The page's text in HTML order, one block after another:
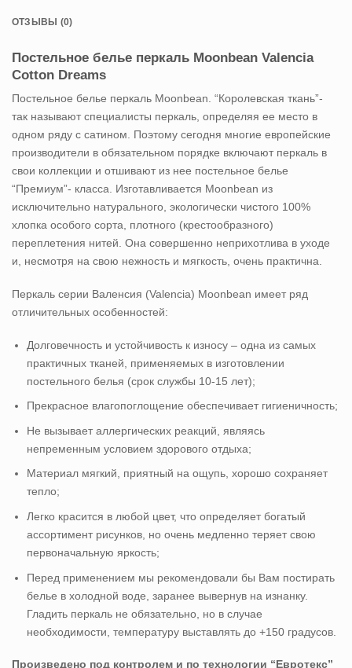
ОТЗЫВЫ (0)
Постельное белье перкаль Moonbean Valencia
Cotton Dreams
Постельное белье перкаль Moonbean. “Королевская ткань”-
так называют специалисты перкаль, определяя ее место в
одном ряду с сатином. Поэтому сегодня многие европейские
производители в обязательном порядке включают перкаль в
свои коллекции и отшивают из нее постельное белье
“Премиум”- класса. Изготавливается Moonbean из
исключительно натурального, экологически чистого 100%
хлопка особого сорта, плотного (крестообразного)
переплетения нитей. Она совершенно неприхотлива в уходе
и, несмотря на свою нежность и мягкость, очень практична.
Перкаль серии Валенсия (Valencia) Moonbean имеет ряд
отличительных особенностей:
Долговечность и устойчивость к износу – одна из самых
практичных тканей, применяемых в изготовлении
постельного белья (срок службы 10-15 лет);
Прекрасное влагопоглощение обеспечивает гигиеничность;
Не вызывает аллергических реакций, являясь
непременным условием здорового отдыха;
Материал мягкий, приятный на ощупь, хорошо сохраняет
тепло;
Легко красится в любой цвет, что определяет богатый
ассортимент рисунков, но очень медленно теряет свою
первоначальную яркость;
Перед применением мы рекомендовали бы Вам постирать
белье в холодной воде, заранее вывернув на изнанку.
Гладить перкаль не обязательно, но в случае
необходимости, температуру выставлять до +150 градусов.
Произведено под контролем и по технологии “Евротекс”